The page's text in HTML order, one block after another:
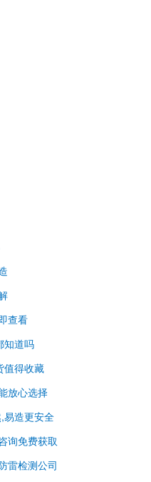
查看
知道吗
值得收藏
放心选择
易造更安全
询免费获取
雷检测公司